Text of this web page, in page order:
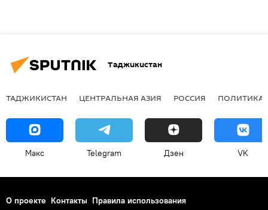
Таджикистан
ТАДЖИКИСТАН ЦЕНТРАЛЬНАЯ АЗИЯ РОССИЯ ПОЛИТИКА
Макс Telegram Дзен VK
О проекте Контакты Правила использования